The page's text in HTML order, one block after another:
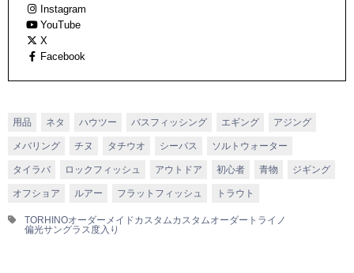
Instagram
YouTube
X
Facebook
用品 ネタ ハウツー バスフィッシング エギング アジング
メバリング チヌ タチウオ シーバス ソルトウォーター
タイラバ ロックフィッシュ アウトドア 初心者 青物 ジギング
オフショア ルアー フラットフィッシュ トラウト
TORHINOオーダーメイドカスタムカスタムオーダー トライノ
偏光サングラス 度入り